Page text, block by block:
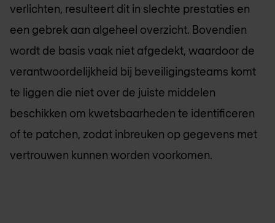
verlichten, resulteert dit in slechte prestaties en
een gebrek aan algeheel overzicht. Bovendien
wordt de basis vaak niet afgedekt, waardoor de
verantwoordelijkheid bij beveiligingsteams komt
te liggen die niet over de juiste middelen
beschikken om kwetsbaarheden te identificeren
of te patchen, zodat inbreuken op gegevens met
vertrouwen kunnen worden voorkomen.